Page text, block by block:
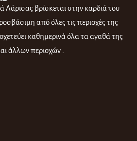
Λάρισας βρίσκεται στην καρδιά του
από όλες τις περιοχές της
καθημερινά όλα τα αγαθά της
άλλων περιοχών .